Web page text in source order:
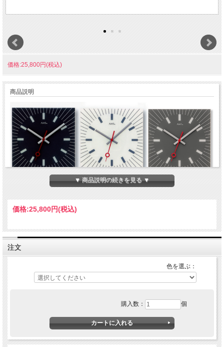
価格:25,800円(税込)
商品説明
ドイツ・アームス（AMS）社のインテリア掛け時計です。
ガラスの上からプリントされたオシャレなインテリア掛け時計。文字盤がシャープ
な放射線と赤の秒針がアクセントが効いたスタイリッシュなデザイン掛け時計で
材質：ガラス
重さ：約2kｇ
※この商品は予約販売となっております。
注文確定後、メーカー側へ取り寄せとなりますので納期は少々時間（１ヶ月前後）
▼ 商品説明の続きを見る ▼
価格:25,800円(税込)
注文
色を選ぶ：
購入数： 個